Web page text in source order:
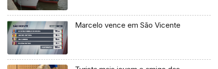
Marcelo vence em São Vicente